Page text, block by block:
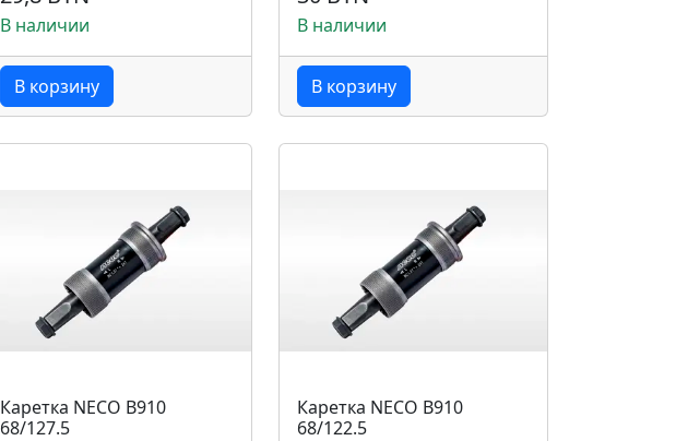
В наличии
В корзину
В наличии
В корзину
Каретка NECO B910
68/127.5
Каретка NECO B910
68/122.5